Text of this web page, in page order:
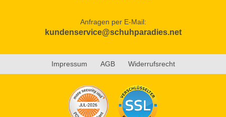
Anfragen per E-Mail:
kundenservice@schuhparadies.net
Impressum AGB Widerrufsrecht